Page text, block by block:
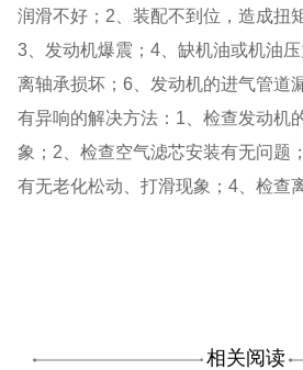
润滑不好；2、装配不到位，造成扭
3、发动机爆震；4、缺机油或机油
离轴承损坏；6、发动机的进气管道
有异响的解决方法：1、检查发动机
象；2、检查空气滤芯安装有无问题
有无老化松动、打滑现象；4、检查
相关阅读